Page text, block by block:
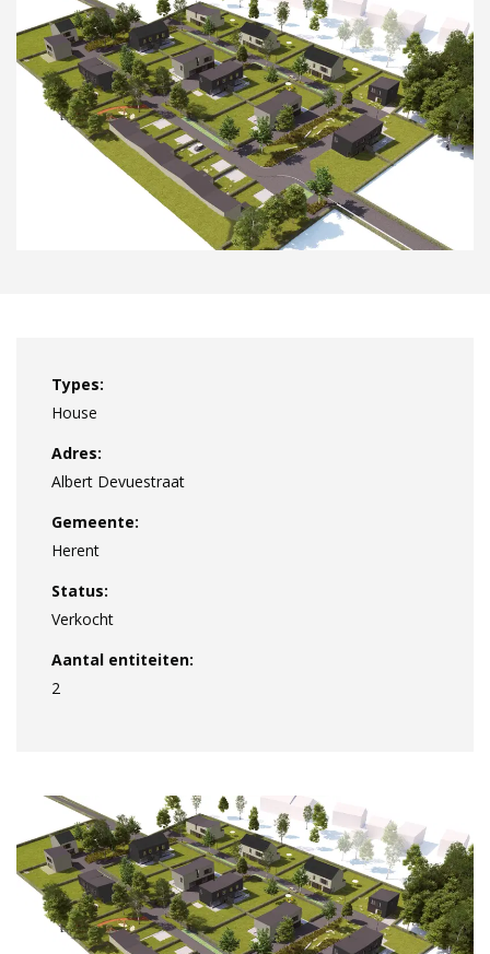
Types:
House
Adres:
Albert Devuestraat
Gemeente:
Herent
Status:
Verkocht
Aantal entiteiten:
2